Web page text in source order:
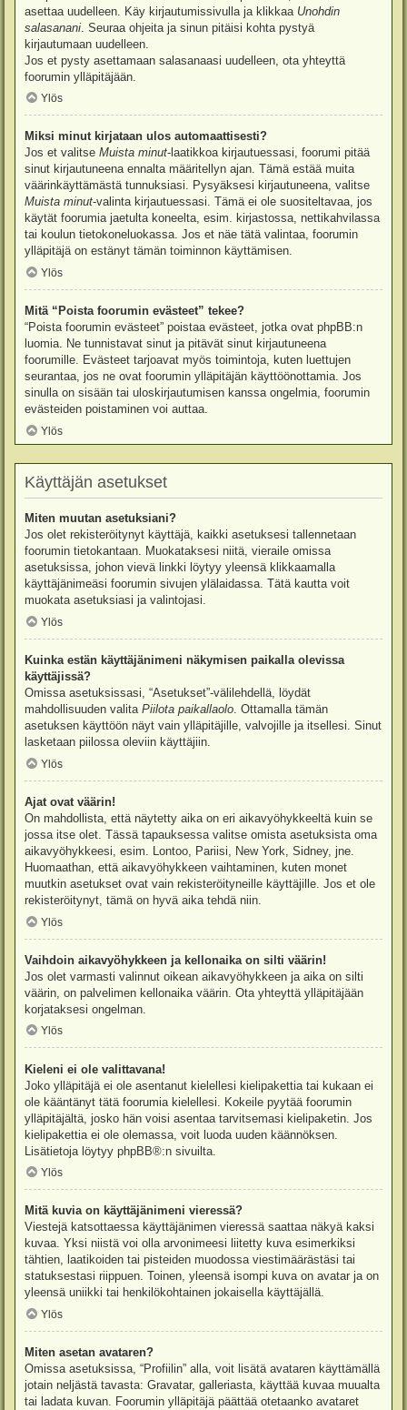
asettaa uudelleen. Käy kirjautumissivulla ja klikkaa Unohdin
salasanani . Seuraa ohjeita ja sinun pitäisi kohta pystyä
kirjautumaan uudelleen.
Jos et pysty asettamaan salasanaasi uudelleen, ota yhteyttä
foorumin ylläpitäjään.
Ylös
Miksi minut kirjataan ulos automaattisesti?
Jos et valitse Muista minut-laatikkoa kirjautuessasi, foorumi pitää
sinut kirjautuneena ennalta määritellyn ajan. Tämä estää muita
väärinkäyttämästä tunnuksiasi. Pysyäksesi kirjautuneena, valitse
Muista minut-valinta kirjautuessasi. Tämä ei ole suositeltavaa, jos
käytät foorumia jaetulta koneelta, esim. kirjastossa, nettikahvilassa
tai koulun tietokoneluokassa. Jos et näe tätä valintaa, foorumin
ylläpitäjä on estänyt tämän toiminnon käyttämisen.
Ylös
Mitä “Poista foorumin evästeet” tekee?
“Poista foorumin evästeet” poistaa evästeet, jotka ovat phpBB:n
luomia. Ne tunnistavat sinut ja pitävät sinut kirjautuneena
foorumille. Evästeet tarjoavat myös toimintoja, kuten luettujen
seurantaa, jos ne ovat foorumin ylläpitäjän käyttöönottamia. Jos
sinulla on sisään tai uloskirjautumisen kanssa ongelmia, foorumin
evästeiden poistaminen voi auttaa.
Ylös
Käyttäjän asetukset
Miten muutan asetuksiani?
Jos olet rekisteröitynyt käyttäjä, kaikki asetuksesi tallennetaan
foorumin tietokantaan. Muokataksesi niitä, vieraile omissa
asetuksissa, johon vievä linkki löytyy yleensä klikkaamalla
käyttäjänimeäsi foorumin sivujen ylälaidassa. Tätä kautta voit
muokata asetuksiasi ja valintojasi.
Ylös
Kuinka estän käyttäjänimeni näkymisen paikalla olevissa
käyttäjissä?
Omissa asetuksissasi, “Asetukset”-välilehdellä, löydät
mahdollisuuden valita Piilota paikallaolo. Ottamalla tämän
asetuksen käyttöön näyt vain ylläpitäjille, valvojille ja itsellesi. Sinut
lasketaan piilossa oleviin käyttäjiin.
Ylös
Ajat ovat väärin!
On mahdollista, että näytetty aika on eri aikavyöhykkeeltä kuin se
jossa itse olet. Tässä tapauksessa valitse omista asetuksista oma
aikavyöhykkeesi, esim. Lontoo, Pariisi, New York, Sidney, jne.
Huomaathan, että aikavyöhykkeen vaihtaminen, kuten monet
muutkin asetukset ovat vain rekisteröityneille käyttäjille. Jos et ole
rekisteröitynyt, tämä on hyvä aika tehdä niin.
Ylös
Vaihdoin aikavyöhykkeen ja kellonaika on silti väärin!
Jos olet varmasti valinnut oikean aikavyöhykkeen ja aika on silti
väärin, on palvelimen kellonaika väärin. Ota yhteyttä ylläpitäjään
korjataksesi ongelman.
Ylös
Kieleni ei ole valittavana!
Joko ylläpitäjä ei ole asentanut kielellesi kielipakettia tai kukaan ei
ole kääntänyt tätä foorumia kielellesi. Kokeile pyytää foorumin
ylläpitäjältä, josko hän voisi asentaa tarvitsemasi kielipaketin. Jos
kielipakettia ei ole olemassa, voit luoda uuden käännöksen.
Lisätietoja löytyy phpBB®:n sivuilta.
Ylös
Mitä kuvia on käyttäjänimeni vieressä?
Viestejä katsottaessa käyttäjänimen vieressä saattaa näkyä kaksi
kuvaa. Yksi niistä voi olla arvonimeesi liitetty kuva esimerkiksi
tähtien, laatikoiden tai pisteiden muodossa viestimäärästäsi tai
statuksestasi riippuen. Toinen, yleensä isompi kuva on avatar ja on
yleensä uniikki tai henkilökohtainen jokaisella käyttäjällä.
Ylös
Miten asetan avataren?
Omissa asetuksissa, “Profiilin” alla, voit lisätä avataren käyttämällä
jotain neljästä tavasta: Gravatar, galleriasta, käyttää kuvaa muualta
tai ladata kuvan. Foorumin ylläpitäjä päättää otetaanko avataret